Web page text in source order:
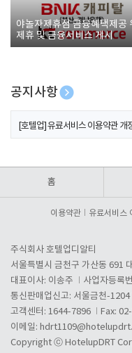
야놀자제휴점 금융혜택제공
제휴 및 금융서비스 게시
공지사항
[호텔업] 개인정보 처리방침 개정본
[호텔업] 유료서비스 이용약관 개
홈
이용약관 유료서비스
주식회사 호텔업디알티
서울특별시 금천구 가산동 691
대표이사: 이송주
사업자등록
통신판매업신고: 서울금천-1204
고객센터: 1644-7896
Fax:
이메일:
Copyright ⓒ HotelupDRT